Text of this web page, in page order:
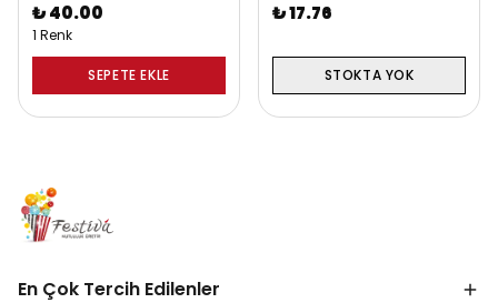
₺ 40.00
1 Renk
SEPETE EKLE
₺ 17.76
STOKTA YOK
En Çok Tercih Edilenler